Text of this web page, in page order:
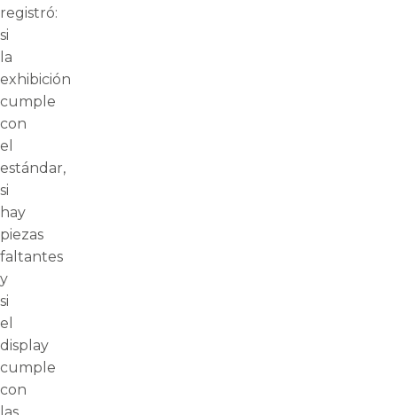
registró:
si
la
exhibición
cumple
con
el
estándar,
si
hay
piezas
faltantes
y
si
el
display
cumple
con
las